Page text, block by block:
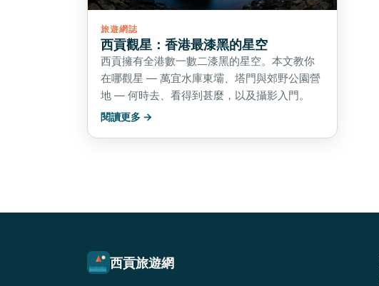
旅遊網誌
西貢觀星：香港最漆黑的星空
西貢擁有全港數一數二漆黑的星空。本文教你
在哪觀星 — 萬宜水庫東壩、塔門與郊野公園營
地 — 何時去、看得到甚麼，以及攝影入門。
閱讀更多 →
西貢旅遊網